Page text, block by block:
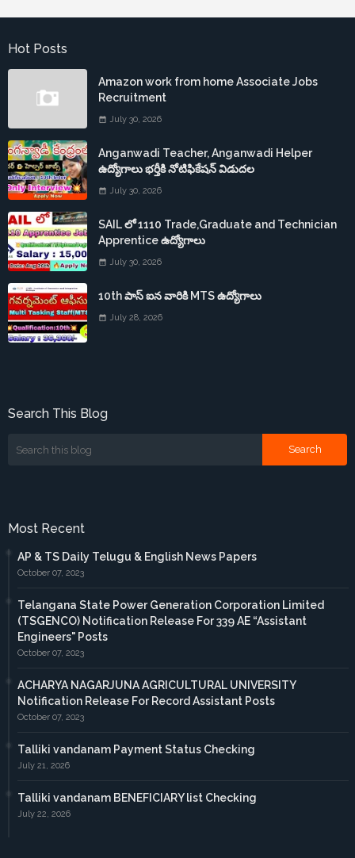
Hot Posts
Amazon work from home Associate Jobs
Recruitment
July 30, 2026
Anganwadi Teacher, Anganwadi Helper
ఉద్యోగాలు భర్తీకి నోటిఫికేషన్ విడుదల
July 30, 2026
SAIL లో 1110 Trade,Graduate and Technician
Apprentice ఉద్యోగాలు
July 30, 2026
10th పాస్ ఐన వారికి MTS ఉద్యోగాలు
July 28, 2026
Search This Blog
Most Recent
AP & TS Daily Telugu & English News Papers
October 07, 2023
Telangana State Power Generation Corporation Limited
(TSGENCO) Notification Release For 339 AE “Assistant
Engineers" Posts
October 07, 2023
ACHARYA NAGARJUNA AGRICULTURAL UNIVERSITY
Notification Release For Record Assistant Posts
October 07, 2023
Talliki vandanam Payment Status Checking
July 21, 2026
Talliki vandanam BENEFICIARY list Checking
July 22, 2026